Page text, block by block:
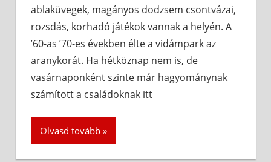
ablaküvegek, magányos dodzsem csontvázai,
rozsdás, korhadó játékok vannak a helyén. A
’60-as ’70-es években élte a vidámpark az
aranykorát. Ha hétköznap nem is, de
vasárnaponként szinte már hagyománynak
számított a családoknak itt
Olvasd tovább